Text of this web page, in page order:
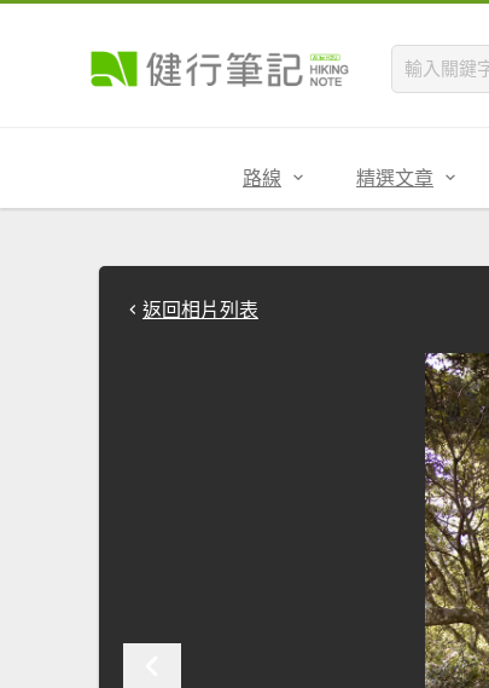
路線 精選文章
返回相片列表